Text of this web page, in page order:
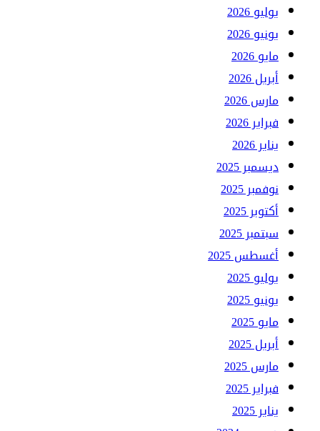
يوليو 2026
يونيو 2026
مايو 2026
أبريل 2026
مارس 2026
فبراير 2026
يناير 2026
ديسمبر 2025
نوفمبر 2025
أكتوبر 2025
سبتمبر 2025
أغسطس 2025
يوليو 2025
يونيو 2025
مايو 2025
أبريل 2025
مارس 2025
فبراير 2025
يناير 2025